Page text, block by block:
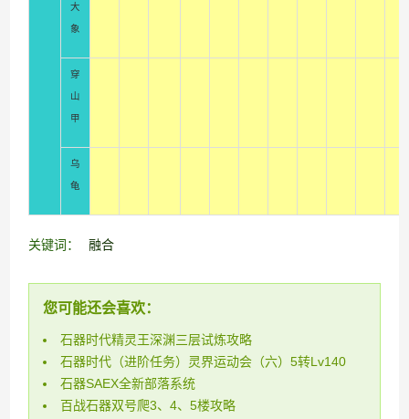
大
象
穿
山
甲
乌
龟
关键词： 融合
您可能还会喜欢：
石器时代精灵王深渊三层试炼攻略
石器时代（进阶任务）灵界运动会（六）5转Lv140
石器SAEX全新部落系统
百战石器双号爬3、4、5楼攻略